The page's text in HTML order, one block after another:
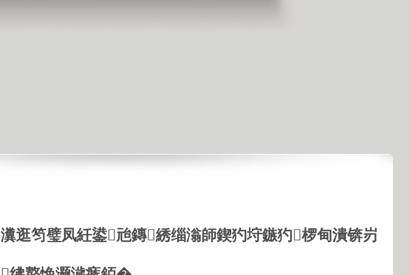
瀵逛笉璧凤紝鍙兘鏄綉缁滃師鍥犳垨鏃犳椤甸潰锛岃